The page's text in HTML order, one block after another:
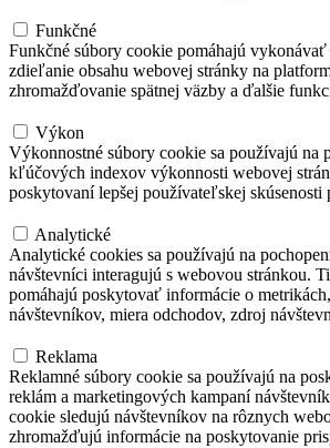
Funkčné
Funkčné súbory cookie pomáhajú
zdieľanie obsahu webovej stránky na
zhromažďovanie spätnej väzby a ďalšie
Výkon
Výkonnostné súbory cookie sa používajú na
kľúčových indexov výkonnosti webovej
poskytovaní lepšej používateľskej skúsenosti
Analytické
Analytické cookies sa používajú na
návštevníci interagujú s webovou stránkou.
pomáhajú poskytovať informácie o
návštevníkov, miera odchodov, zdroj
Reklama
Reklamné súbory cookie sa používajú na
reklám a marketingových kampaní
cookie sledujú návštevníkov na rôznych
zhromažďujú informácie na poskytovanie